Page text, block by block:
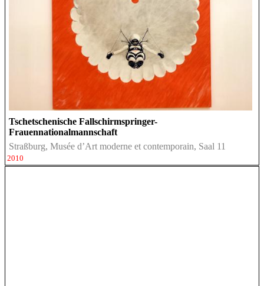
Tschetschenische Fallschirmspringer-
Frauennationalmannschaft
Straßburg, Musée d’Art moderne et contemporain, Saal 11
2010